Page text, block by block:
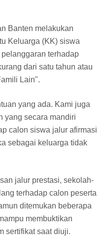
Banten melakukan
Keluarga (KK) siswa
terhadap
dari satu tahun atau
Lain".
yang ada. Kami juga
yang secara mandiri
calon siswa jalur afirmasi
sebagai keluarga tidak
jalur prestasi, sekolah-
terhadap calon peserta
ditemukan beberapa
membuktikan
sertifikat saat diuji.